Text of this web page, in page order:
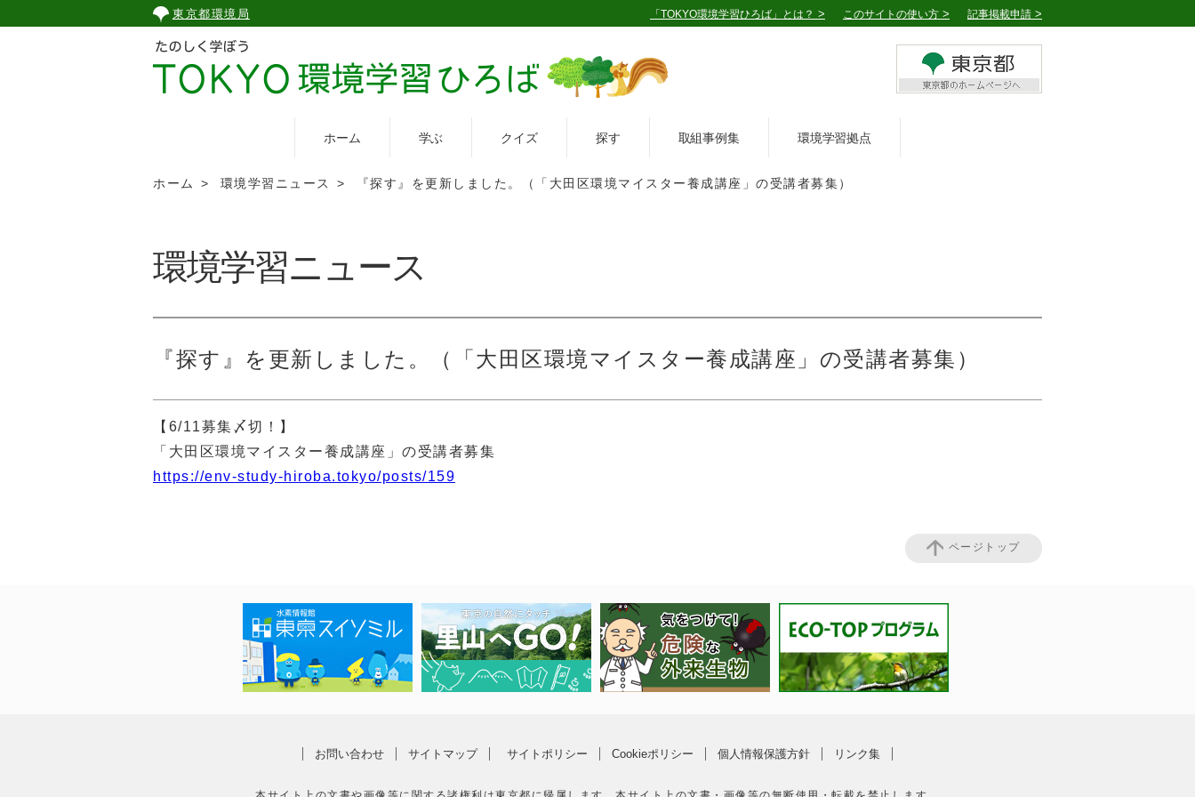
東京都環境局 「TOKYO環境学習ひろば」とは？ このサイトの使い方 記事掲載申請
ホーム 学ぶ クイズ 探す 取組事例集 環境学習拠点
ホーム 環境学習ニュース 『探す』を更新しました。（「大田区環境マイスター養成講座」の受講者募集）
環境学習ニュース
『探す』を更新しました。（「大田区環境マイスター養成講座」の受講者募集）
【6/11募集〆切！】
「大田区環境マイスター養成講座」の受講者募集
https://env-study-hiroba.tokyo/posts/159
ページトップ
お問い合わせ サイトマップ サイトポリシー Cookieポリシー 個人情報保護方針 リンク集